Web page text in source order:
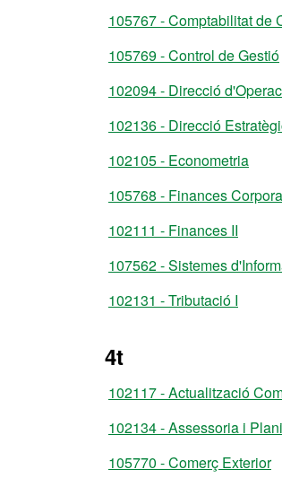
105767 - Comptabilitat de
105769 - Control de Gestió
102094 - Direcció
102136 - Direcció
102105 - Econometria
105768 - Finances
102111 - Finances II
107562 - Sistemes
102131 - Tributació I
4t
102117 - Actualització
102134 - Assessoria i
105770 - Comerç Exterior